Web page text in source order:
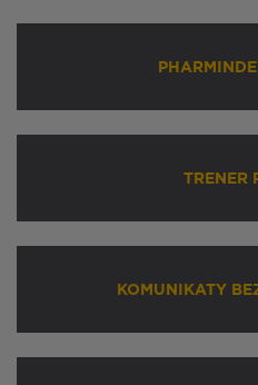
TRENER
KOMUNIKATY